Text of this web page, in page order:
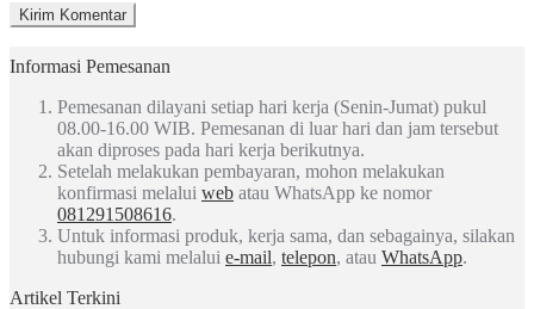
Informasi Pemesanan
Pemesanan dilayani setiap hari kerja (Senin-Jumat) pukul
08.00-16.00 WIB. Pemesanan di luar hari dan jam tersebut
akan diproses pada hari kerja berikutnya.
Setelah melakukan pembayaran, mohon melakukan
konfirmasi melalui web atau WhatsApp ke nomor
081291508616.
Untuk informasi produk, kerja sama, dan sebagainya, silakan
hubungi kami melalui e-mail, telepon, atau WhatsApp.
Artikel Terkini